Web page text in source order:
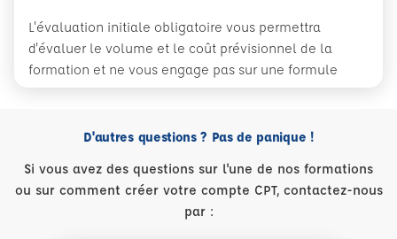
L'évaluation initiale obligatoire vous permettra
d'évaluer le volume et le coût prévisionnel de la
formation et ne vous engage pas sur une formule
D'autres questions ? Pas de panique !
Si vous avez des questions sur l'une de nos formations
ou sur comment créer votre compte CPT, contactez-nous
par :